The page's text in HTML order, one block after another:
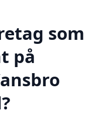
som
på